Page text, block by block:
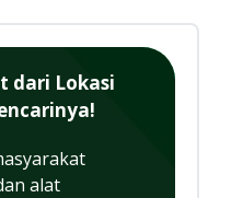
dari Lokasi
alat